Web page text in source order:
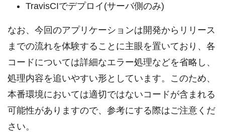
TravisCIでデプロイ(サーバ側のみ)
なお、今回のアプリケーションは開発からリリース
までの流れを体験することに主眼を置いており、各
コードについては詳細なエラー処理などを省略し、
処理内容を追いやすい形としています。このため、
本番環境においては適切ではないコードが含まれる
可能性がありますので、参考にする際はご注意くだ
さい。